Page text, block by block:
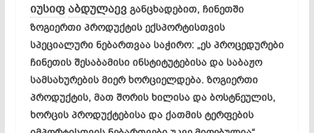
იუსიფაბდულაევ განცხადებით, ჩინეთში
ზოგიერთი პროდუქტის ექსპორტისთვის
სპეციალური ნებართვაა საჭირო: „ეს პროცედურები
ჩინეთის შესაბამისი ინსტიტუტებისა და საბაჟო
სამსახურების მიერ ხორციელდება. ზოგიერთი
პროდუქტის, მათ შორის ხილისა და ბოსტნეულის,
ხორცის პროდუქტებისა და ქათმის ტერფების